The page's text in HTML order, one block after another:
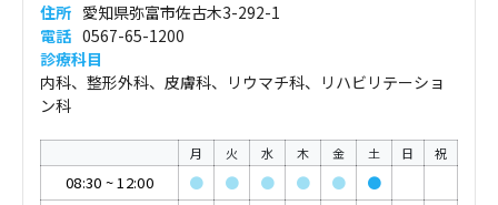
住所 愛知県弥富市佐古木3-292-1
電話 0567-65-1200
診療科目
内科、整形外科、皮膚科、リウマチ科、リハビリテーショ
ン科
月 火 水 木 金 土 日 祝
08:30 ~12:00 ● ● ● ● ●
●